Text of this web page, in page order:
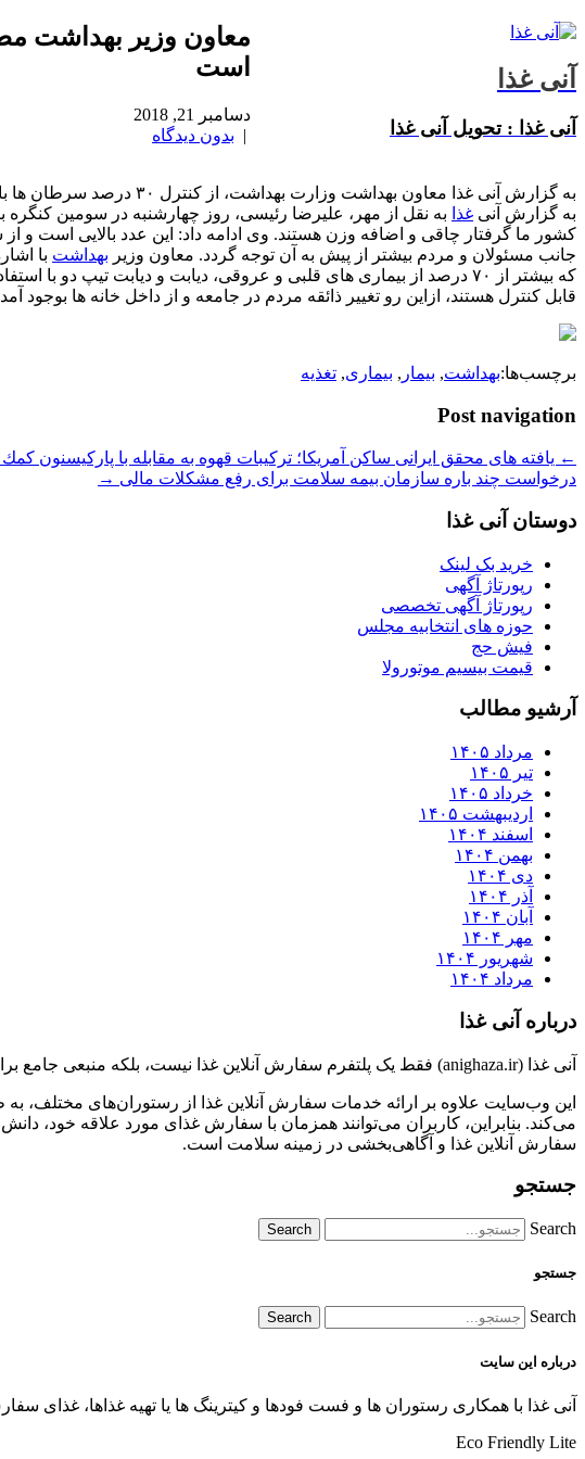
آنی غذا
آنی غذا : تحویل آنی غذا
است
دسامبر 21, 2018
| بدون دیدگاه
به گزارش آنی غذا معاون بهداشت وزارت بهداشت، از كنترل ۳۰ درصد سرطان ها با اصلاح روش های تغذیه ای در كشور اطلاع داد.
به گزارش آنی غذا
كشور ما گرفتار چاقی و اضافه وزن هستند. وی ادامه داد: این عدد بالایی است
جانب مسئولان و مردم بیشتر از پیش به آن توجه گردد. معاون وزیر بهداشت با
قابل كنترل هستند، ازاین رو تغییر ذائقه مردم در جامعه و از داخل خانه ها بوجود
برچسب‌ها:بهداشت, بیمار , بیماری, تغذیه
Post navigation
← یافته های محقق ایرانی ساكن آمریكا؛ تركیبات قهوه به مقابله با پاركیسنون
درخواست چند باره سازمان بیمه سلامت برای رفع مشكلات مالی →
دوستان آنی غذا
خرید بک لینک
رپورتاژ آگهی
رپورتاژ آگهی تخصصی
حوزه های انتخابیه مجلس
فیش حج
قیمت بیسیم موتورولا
آرشیو مطالب
مرداد ۱۴۰۵
تیر ۱۴۰۵
خرداد ۱۴۰۵
اردیبهشت ۱۴۰۵
اسفند ۱۴۰۴
بهمن ۱۴۰۴
دی ۱۴۰۴
آذر ۱۴۰۴
آبان ۱۴۰۴
مهر ۱۴۰۴
شهریور ۱۴۰۴
مرداد ۱۴۰۴
درباره آنی غذا
آنی غذا (anighaza.ir) فقط یک پلتفرم سفارش آنلاین غذا نیست، بلکه منبعی جامع برای کسب اطلاعات در زمینه بهداشت و تغذیه نیز هست.
این وب‌سایت علاوه بر ارائه خدمات سفارش آنلاین غذا از رستوران‌های مختلف، به
می‌کند. بنابراین، کاربران می‌توانند همزمان با سفارش غذای مورد علاقه خود،
سفارش آنلاین غذا و آگاهی‌بخشی در زمینه سلامت است.
جستجو
Search
جستجو
Search
درباره این سایت
آنی غذا با همكاری رستوران ها و فست فودها و كیترینگ ها یا تهیه غذاها، غذای
Eco Friendly Lite